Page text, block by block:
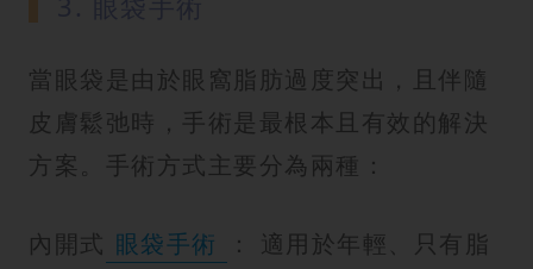
當眼袋是由於眼窩脂肪過度突出，且伴隨
皮膚鬆弛時，手術是最根本且有效的解決
方案。手術方式主要分為兩種：
內開式 眼袋手術
： 適用於年輕、只有脂